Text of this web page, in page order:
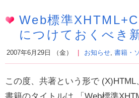
Web標準
につけておくべき
2007年6月29日 （金） お知らせ 書籍・
この度、共著という形で
書籍のタイトルは 「Web標準